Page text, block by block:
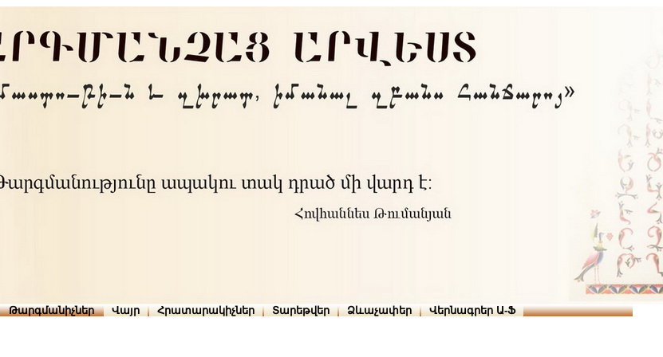
Թարգմանիչներ Վայր Հրատարակիչներ Տարեթվեր Ձևաչափեր Վերնագրեր Ա-Ֆ